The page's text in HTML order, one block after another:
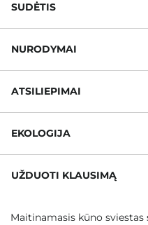
SUDĖTIS
NURODYMAI
ATSILIEPIMAI
EKOLOGIJA
UŽDUOTI KLAUSIMĄ
Maitinamasis kūno